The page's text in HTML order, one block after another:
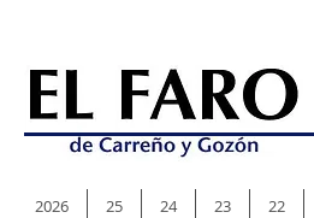
2026 25 24 23 22